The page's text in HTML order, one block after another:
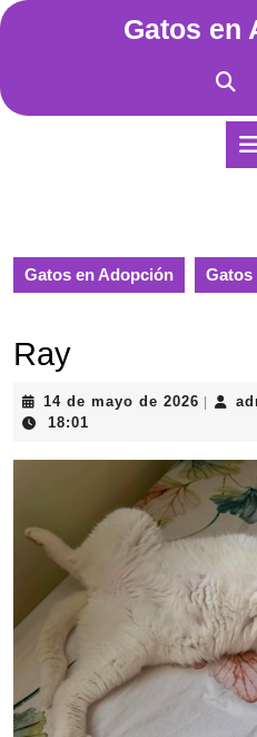
Saltar
Gatos en
Gatos en Adopción Gatos
Ray
14 de mayo de 2026 14
de
2026
18:01